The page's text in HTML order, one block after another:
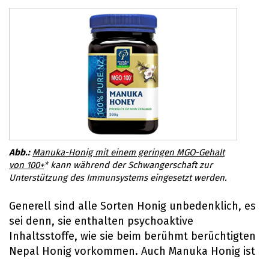
Manuka-Honig mit einem geringen MGO-Gehalt
von 100+* kann während der Schwangerschaft zur
Unterstützung des Immunsystems eingesetzt werden.
Generell sind alle Sorten Honig unbedenklich, es
sei denn, sie enthalten psychoaktive
Inhaltsstoffe, wie sie beim berühmt berüchtigten
Nepal Honig vorkommen. Auch Manuka Honig ist